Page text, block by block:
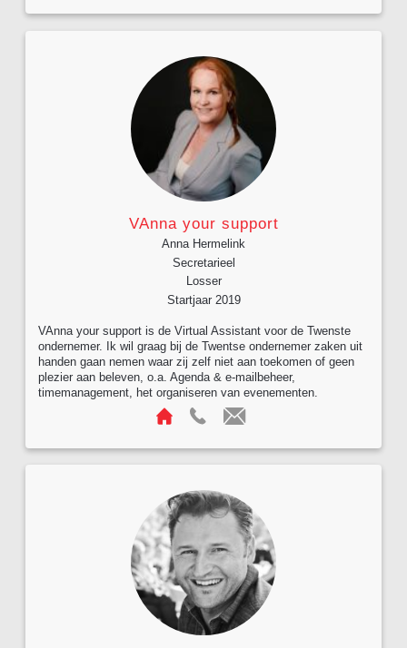
VAnna your support
Anna Hermelink
Secretarieel
Losser
Startjaar 2019
VAnna your support is de Virtual Assistant voor de Twenste
ondernemer. Ik wil graag bij de Twentse ondernemer zaken uit
handen gaan nemen waar zij zelf niet aan toekomen of geen
plezier aan beleven, o.a. Agenda & e-mailbeheer,
timemanagement, het organiseren van evenementen.